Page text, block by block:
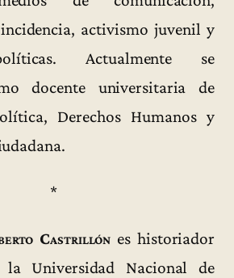
activismo juvenil y
Actualmente se
docente universitaria de
Derechos Humanos y
*
Castrillón es historiador
la Universidad Nacional de